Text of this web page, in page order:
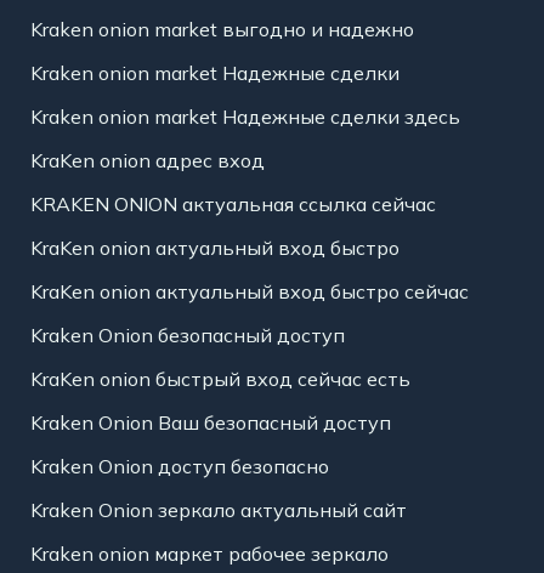
Kraken onion market выгодно и надежно
Kraken onion market Надежные сделки
Kraken onion market Надежные сделки здесь
KraKen onion адрес вход
KRAKEN ONION актуальная ссылка сейчас
KraKen onion актуальный вход быстро
KraKen onion актуальный вход быстро сейчас
Kraken Onion безопасный доступ
KraKen onion быстрый вход сейчас есть
Kraken Onion Ваш безопасный доступ
Kraken Onion доступ безопасно
Kraken Onion зеркало актуальный сайт
Kraken onion маркет рабочее зеркало